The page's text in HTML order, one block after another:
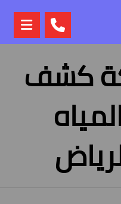
كشف